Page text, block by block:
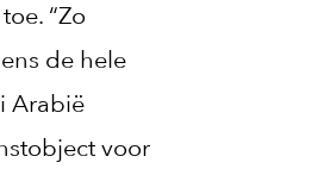
“Zo
de hele
Arabië
voor